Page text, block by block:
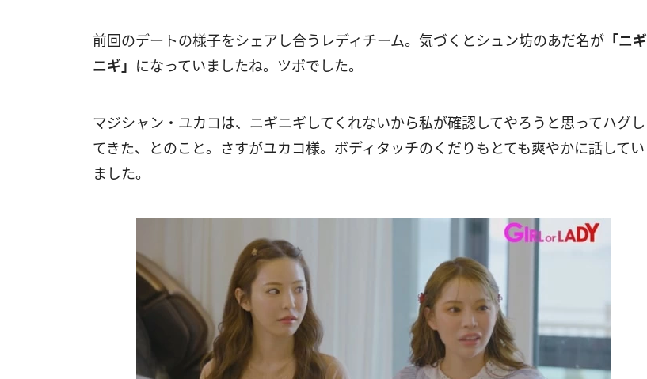
前回のデートの様子をシェアし合うレディチーム。気づくとシュン坊のあだ名が 「ニギ
ニギ」 になっていましたね。ツボでした。
マジシャン・ユカコは、ニギニギしてくれないから私が確認してやろうと思ってハグし
てきた、とのこと。さすがユカコ様。ボディタッチのくだりもとても爽やかに話してい
ました。